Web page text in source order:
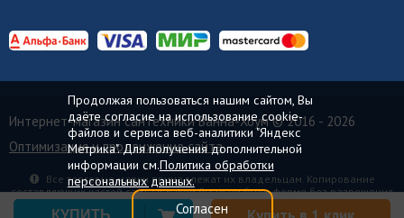
Интернет-магазин сантехники Ванна-Хоум© 2016 - 2026
Оптимизация и продвижение сайта
Все торговые марки принадлежат их владельцам. Копирование
составляющих частей сайта в какой бы то ни было форме без разрешения
владельца авторских прав запрещено.
Продолжая пользоваться нашим сайтом, Вы
даёте согласие на использование cookie-
файлов и сервиса веб-аналитики "Яндекс
Метрика". Для получения дополнительной
информации см.Политика обработки
персональных данных.
Согласен